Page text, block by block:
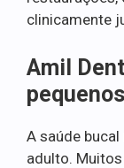
clinicamente
Amil
A saúde
adulto.